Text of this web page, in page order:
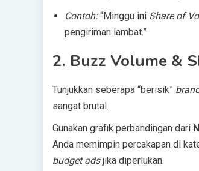
Contoh:“Minggu ini Share of
pengiriman lambat.”
2. Buzz Volume &
Tunjukkan seberapa “berisik”
sangat brutal.
Gunakan grafik perbandingan dari
Anda memimpin percakapan di
budget adsjika diperlukan.